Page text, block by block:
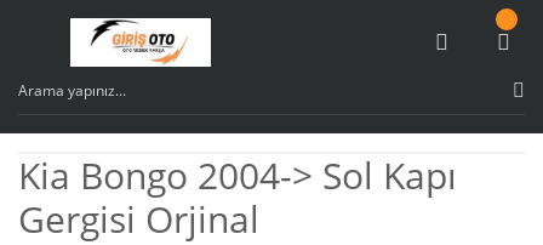
Kia Bongo 2004-> Sol Kapı
Gergisi Orjinal